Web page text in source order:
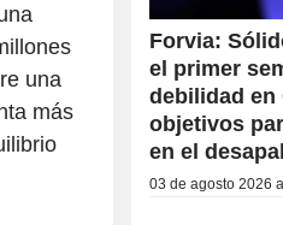
una
más
Forvia:
el primer
debilidad en
objetivos
en el
03 de agosto 2026